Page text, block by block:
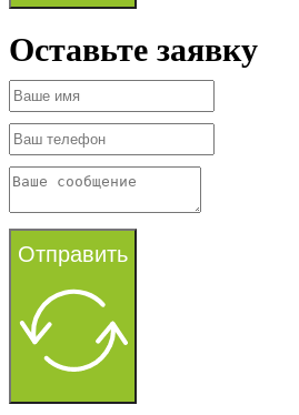
Оставьте заявку
Отправить